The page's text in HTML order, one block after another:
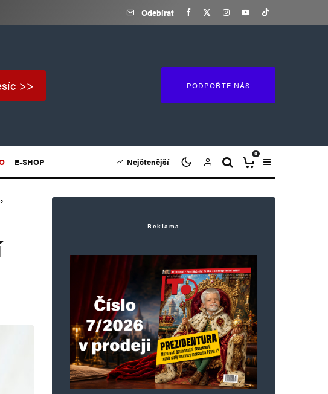
Odebírat
>> PODPOŘTE NÁS
E-SHOP Nejčtenější
0
Reklama